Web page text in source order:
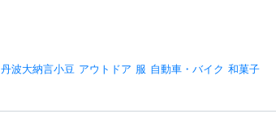
丹波大納言小豆 アウトドア 服 自動車・バイク 和菓子